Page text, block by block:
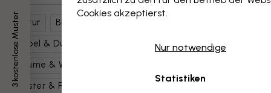
Natur Blumen
Botanische Kunst
Nebel & Dunst
Landschaften
Bäume & Wälder
Muster & Formen
3 kostenlose Muster
Cookies akzeptierst.
Nur notwendige
Statistiken